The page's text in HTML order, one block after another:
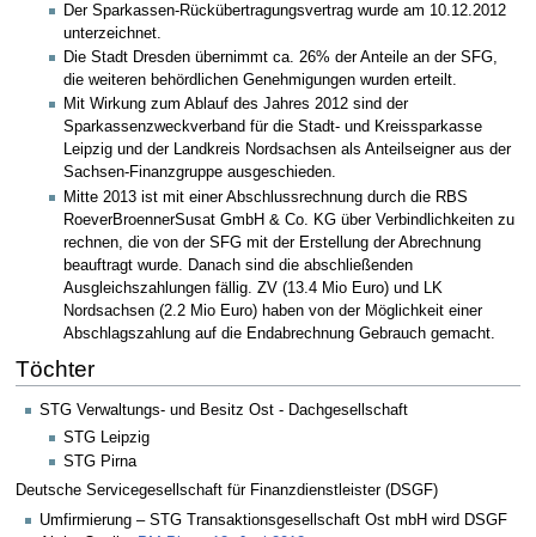
Der Sparkassen-Rückübertragungsvertrag wurde am 10.12.2012
unterzeichnet.
Die Stadt Dresden übernimmt ca. 26% der Anteile an der SFG,
die weiteren behördlichen Genehmigungen wurden erteilt.
Mit Wirkung zum Ablauf des Jahres 2012 sind der
Sparkassenzweckverband für die Stadt- und Kreissparkasse
Leipzig und der Landkreis Nordsachsen als Anteilseigner aus der
Sachsen-Finanzgruppe ausgeschieden.
Mitte 2013 ist mit einer Abschlussrechnung durch die RBS
RoeverBroennerSusat GmbH & Co. KG über Verbindlichkeiten zu
rechnen, die von der SFG mit der Erstellung der Abrechnung
beauftragt wurde. Danach sind die abschließenden
Ausgleichszahlungen fällig. ZV (13.4 Mio Euro) und LK
Nordsachsen (2.2 Mio Euro) haben von der Möglichkeit einer
Abschlagszahlung auf die Endabrechnung Gebrauch gemacht.
Töchter
STG Verwaltungs- und Besitz Ost - Dachgesellschaft
STG Leipzig
STG Pirna
Deutsche Servicegesellschaft für Finanzdienstleister (DSGF)
Umfirmierung – STG Transaktionsgesellschaft Ost mbH wird DSGF